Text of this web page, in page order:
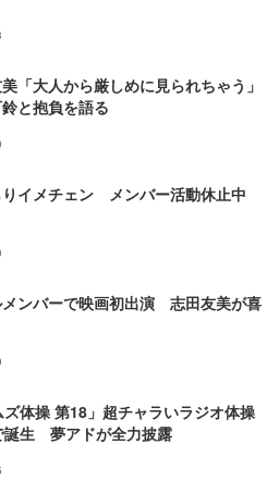
「大人から厳しめに見られちゃう」
と抱負を語る
イメチェン メンバー活動休止中
ンバーで映画初出演 志田友美が喜
ズ体操 第18」超チャラいラジオ体操
誕生 夢アドが全力披露